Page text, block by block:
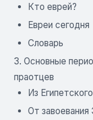
Кто еврей?
Евреи сегодня
Словарь
3. Основные
праотцев
Из
От